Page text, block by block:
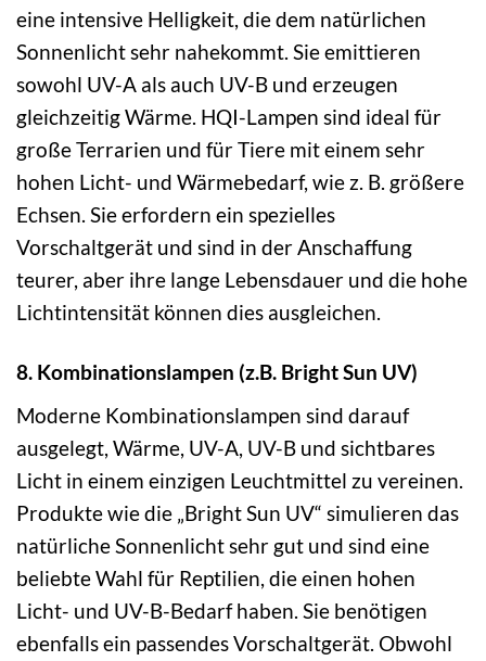
eine intensive Helligkeit, die dem natürlichen
Sonnenlicht sehr nahekommt. Sie emittieren
sowohl UV-A als auch UV-B und erzeugen
gleichzeitig Wärme. HQI-Lampen sind ideal für
große Terrarien und für Tiere mit einem sehr
hohen Licht- und Wärmebedarf, wie z. B. größere
Echsen. Sie erfordern ein spezielles
Vorschaltgerät und sind in der Anschaffung
teurer, aber ihre lange Lebensdauer und die hohe
Lichtintensität können dies ausgleichen.
8. Kombinationslampen (z.B. Bright Sun UV)
Moderne Kombinationslampen sind darauf
ausgelegt, Wärme, UV-A, UV-B und sichtbares
Licht in einem einzigen Leuchtmittel zu vereinen.
Produkte wie die „Bright Sun UV“ simulieren das
natürliche Sonnenlicht sehr gut und sind eine
beliebte Wahl für Reptilien, die einen hohen
Licht- und UV-B-Bedarf haben. Sie benötigen
ebenfalls ein passendes Vorschaltgerät. Obwohl